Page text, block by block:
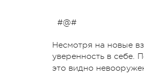
#@#
Несмотря на новые
уверенность в себе.
это видно